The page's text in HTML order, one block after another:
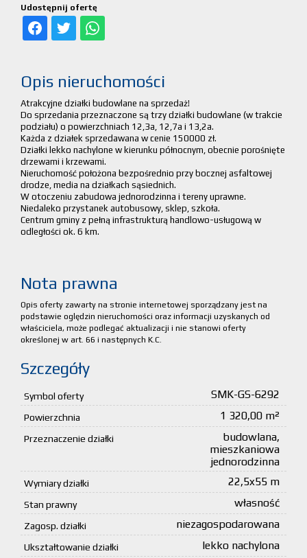
Udostępnij ofertę
Opis nieruchomości
Atrakcyjne działki budowlane na sprzedaż!
Do sprzedania przeznaczone są trzy działki budowlane (w trakcie
podziału) o powierzchniach 12,3a, 12,7a i 13,2a.
Każda z działek sprzedawana w cenie 150000 zł.
Działki lekko nachylone w kierunku północnym, obecnie porośnięte
drzewami i krzewami.
Nieruchomość położona bezpośrednio przy bocznej asfaltowej
drodze, media na działkach sąsiednich.
W otoczeniu zabudowa jednorodzinna i tereny uprawne.
Niedaleko przystanek autobusowy, sklep, szkoła.
Centrum gminy z pełną infrastrukturą handlowo-usługową w
odległości ok. 6 km.
Nota prawna
Opis oferty zawarty na stronie internetowej sporządzany jest na
podstawie oględzin nieruchomości oraz informacji uzyskanych od
właściciela, może podlegać aktualizacji i nie stanowi oferty
określonej w art. 66 i następnych K.C.
Szczegóły
Symbol oferty SMK-GS-6292
Powierzchnia 1 320,00 m²
Przeznaczenie działki
budowlana,
mieszkaniowa
jednorodzinna
Wymiary działki 22,5x55 m
Stan prawny własność
Zagosp. działki niezagospodarowana
Ukształtowanie działki lekko nachylona